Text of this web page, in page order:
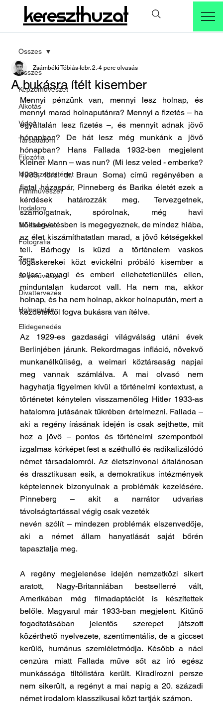
kereszthuzat
Összes
Képzőművészet
Alkotás
Videó
Társadalom
Filozófia
Művészettörténet
Filmművészet
Irodalom
Műelemzés
Fotográfia
Zene
Színművészet
Divattervezés
Holnapután
Elidegenedés
Összes
A bukásra ítélt kisember
Zsámbéki Tóbiás febr. 2. 4 perc olvasás
Mennyi pénzünk van, mennyi lesz holnap, és
mennyi marad holnaputánra? Mennyi a fizetés – ha
egyáltalán lesz fizetés –, és mennyit adnak jövő
hónapban? De hát lesz még munkánk a jövő
hónapban? Hans Fallada 1932-ben megjelent
Kleiner Mann – was nun? (Mi lesz veled - emberke?
1933, ford. dr. Braun Soma) című regényében a
fiatal házaspár, Pinneberg és Barika életét ezek a
kérdések határozzák meg. Tervezgetnek,
számolgatnak, spórolnak, még havi
költségvetésben is megegyeznek, de mindez hiába,
az élet kiszámíthatatlan marad, a jövő kétségekkel
teli. Bárhogy is küzd a történelem vaskos
fogaskerekei közt evickélni próbáló kisember a
teljes anyagi és emberi ellehetetlenülés ellen,
minduntalan kudarcot vall. Ha nem ma, akkor
holnap, és ha nem holnap, akkor holnapután, mert a
kezdetektől fogva bukásra van ítélve.
Az 1929-es gazdasági világválság utáni évek
Berlinjében járunk. Rekordmagas infláció, növekvő
munkanélküliség, a weimari köztársaság napjai
meg vannak számlálva. A mai olvasó nem
hagyhatja figyelmen kívül a történelmi kontextust, a
történetet kénytelen visszamenőleg Hitler 1933-as
hatalomra jutásának tükrében értelmezni. Fallada –
aki a regény írásának idején is csak sejthette, mit
hoz a jövő – pontos és történelmi szempontból
izgalmas kórképet fest a széthulló és radikalizálódó
német társadalomról. Az életszínvonal általánosan
és drasztikusan esik, a demokratikus intézmények
képtelennek bizonyulnak a problémák kezelésére.
Pinneberg – akit a narrátor udvarias
távolságtartással végig csak vezeték
nevén szólít – mindezen problémák elszenvedője,
aki a német állam hanyatlását saját bőrén
tapasztalja meg.
A regény megjelenése idején nemzetközi sikert
aratott, Nagy-Britanniában bestsellerré vált,
Amerikában még filmadaptációt is készítettek
belőle. Magyarul már 1933-ban megjelent. Kitűnő
fogadtatásában jelentős szerepet játszott
közérthető nyelvezete, szentimentális, de a giccset
kerülő, humánus szemléletmódja. Később a náci
cenzúra miatt Fallada műve sőt az író egész
munkássága tiltólistára került. Kiradírozni persze
nem sikerült, a regényt a mai napig a 20. századi
német irodalom klasszikusai közt tartják számon.